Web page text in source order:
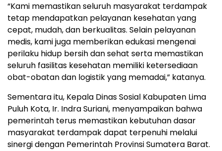
“Kami memastikan seluruh masyarakat terdampak
tetap mendapatkan pelayanan kesehatan yang
cepat, mudah, dan berkualitas. Selain pelayanan
medis, kami juga memberikan edukasi mengenai
perilaku hidup bersih dan sehat serta memastikan
seluruh fasilitas kesehatan memiliki ketersediaan
obat-obatan dan logistik yang memadai,” katanya.
Sementara itu, Kepala Dinas Sosial Kabupaten Lima
Puluh Kota, Ir. Indra Suriani, menyampaikan bahwa
pemerintah terus memastikan kebutuhan dasar
masyarakat terdampak dapat terpenuhi melalui
sinergi dengan Pemerintah Provinsi Sumatera Barat.